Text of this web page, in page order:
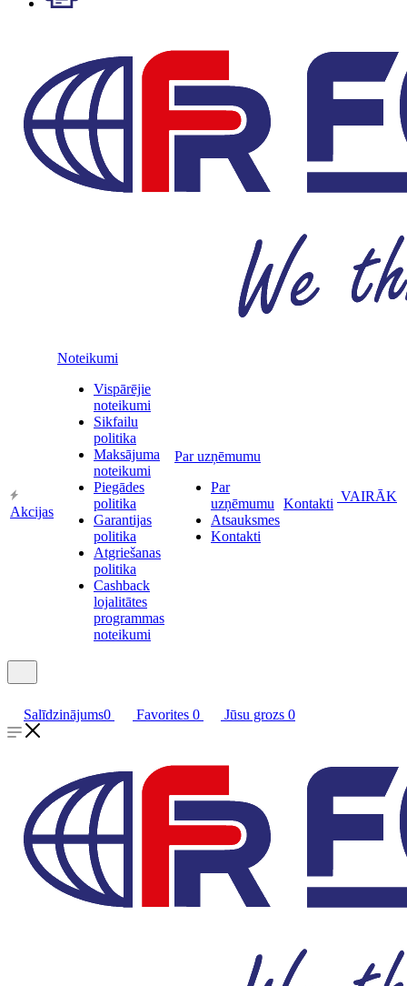
Akcijas
Noteikumi
Vispārējie
noteikumi
Sikfailu
politika
Maksājuma
noteikumi
Piegādes
politika
Garantijas
politika
Atgriešanas
politika
Cashback
lojalitātes
programmas
noteikumi
Par uzņēmumu
Par
uzņēmumu
Atsauksmes
Kontakti
Kontakti VAIRĀK
Salīdzinājums0 Favorites 0 Jūsu grozs 0